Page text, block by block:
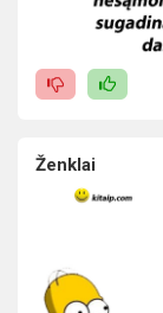
Ženklai